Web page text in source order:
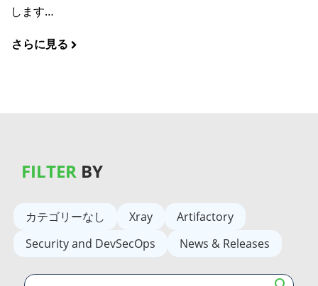
します…
さらに見る
FILTER BY
カテゴリーなし Xray
Artifactory
Security and DevSecOps
News & Releases